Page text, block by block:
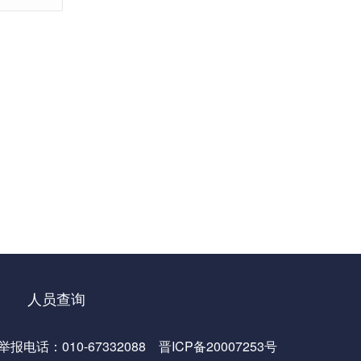
人员查询
报电话：010-67332088
晋ICP备20007253号